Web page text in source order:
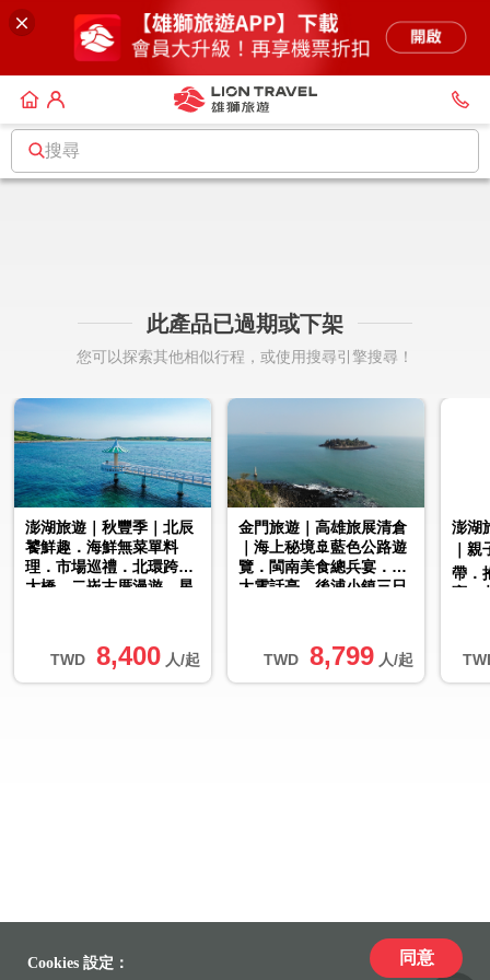
搜尋
此產品已過期或下架
您可以探索其他相似行程，或使用搜尋引擎搜尋！
TWD 8,400 人/起
澎湖旅遊｜秋豐季｜北辰
饕鮮趣．海鮮無菜單料
理．市場巡禮．北環跨海
大橋．二崁古厝漫遊．星
TWD
8,799 人/起
金門旅遊｜高雄旅展清倉
｜海上秘境🚢藍色公路遊
覽．閩南美食總兵宴．巨
大電話亭．後浦小鎮三日
澎湖
｜
帶．
寶．
Cookies 設定： 同意